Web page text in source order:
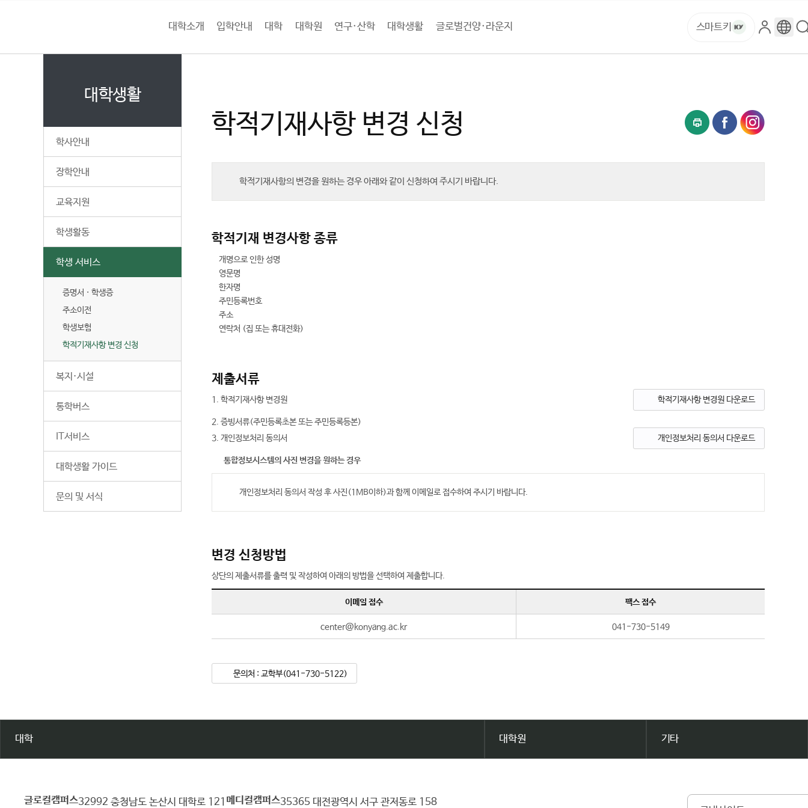
대학소개 입학안내 대학 대학원 연구·산학 대학생활 글로벌건양·라운지 스마트키
로
구
대학생활
학사안내
장학안내
교육지원
학생활동
학생 서비스
증명서 · 학생증
주소이전
학생보험
학적기재사항 변경 신청
복지·시설
통학버스
IT서비스
대학생활 가이드
문의 및 서식
로
학적기재사항 변경 신청
학적기재사항의 변경을 원하는 경우 아래와 같이 신청하여 주시기 바랍니다.
학적기재 변경사항 종류
개명으로 인한 성명
영문명
한자명
주민등록번호
주소
연락처 (집 또는 휴대전화)
제출서류
1. 학적기재사항 변경원 학적기재사항 변경원 다운로드
2. 증빙서류(주민등록초본 또는 주민등록등본)
3. 개인정보처리 동의서
개인정보처리 동의서 다운로드
통합정보시스템의 사진 변경을 원하는 경우
개인정보처리 동의서 작성 후 사진(1MB이하)과 함께 이메일로 접수하여 주시기 바랍니다.
변경 신청방법
상단의 제출서류를 출력 및 작성하여 아래의 방법을 선택하여 제출합니다.
이메일 접수 팩스 접수
center@konyang.ac.kr 041-730-5149
문의처 : 교학부(041-730-5122)
대학 대학원 기타
건글로컬캠퍼스 32992 충청남도 논산시 대학로 121 메디컬캠퍼스 35365 대전광역시 서구 관저동로 158